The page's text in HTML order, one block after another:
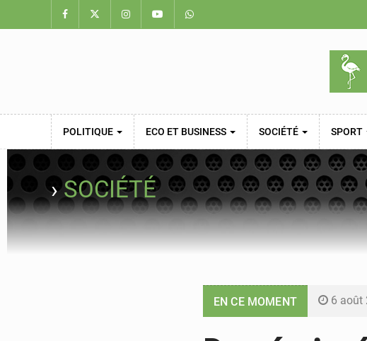
POLITIQUE ECO ET BUSINESS SOCIÉTÉ SPORT
›SOCIÉTÉ
EN CE MOMENT 6 août